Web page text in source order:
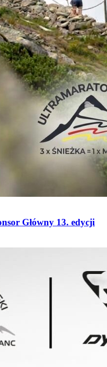
Główny 13. edycji